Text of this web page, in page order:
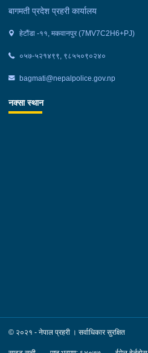
बागमती प्रदेश प्रहरी कार्यालय
हेटौंडा -११, मकवानपुर (7MV7C2H6+PJ)
०५७-५२१४९९, ९८५५०९०२४०
bagmati@nepalpolice.gov.np
नक्सा स्थान
© २०२१ - नेपाल प्रहरी । सर्वाधिकार सुरक्षित